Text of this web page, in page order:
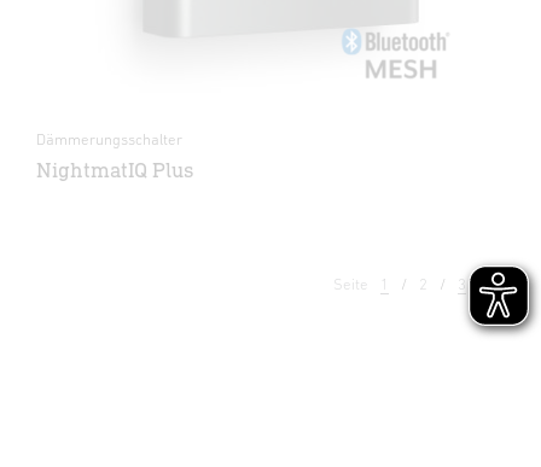
Dämmerungsschalter
NightmatIQ Plus
Seite 1 2 3 4